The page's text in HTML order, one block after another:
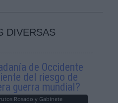
DIVERSAS
de Occidente
del riesgo de
guerra mundial?
Rosado y Gabinete